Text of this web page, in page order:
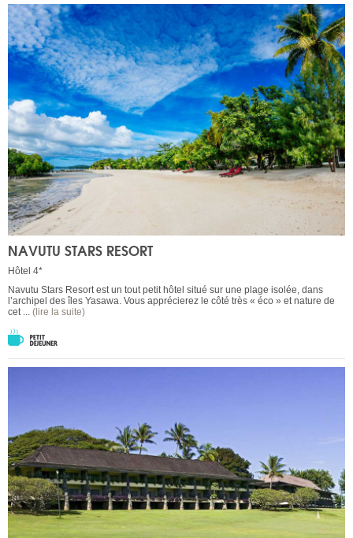
NAVUTU STARS RESORT
Hôtel 4*
Navutu Stars Resort est un tout petit hôtel situé sur une plage isolée, dans
l’archipel des îles Yasawa. Vous apprécierez le côté très « éco » et nature de
cet ... (lire la suite)